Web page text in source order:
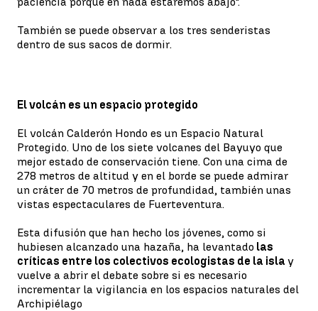
También se puede observar a los tres senderistas
dentro de sus sacos de dormir.
El volcán es un espacio protegido
El volcán Calderón Hondo es un Espacio Natural
Protegido. Uno de los siete volcanes del Bayuyo que
mejor estado de conservación tiene. Con una cima de
278 metros de altitud y en el borde se puede admirar
un cráter de 70 metros de profundidad, también unas
vistas espectaculares de Fuerteventura.
Esta difusión que han hecho los jóvenes, como si
hubiesen alcanzado una hazaña, ha levantado las
críticas entre los colectivos ecologistas de la isla y
vuelve a abrir el debate sobre si es necesario
incrementar la vigilancia en los espacios naturales del
Archipiélago